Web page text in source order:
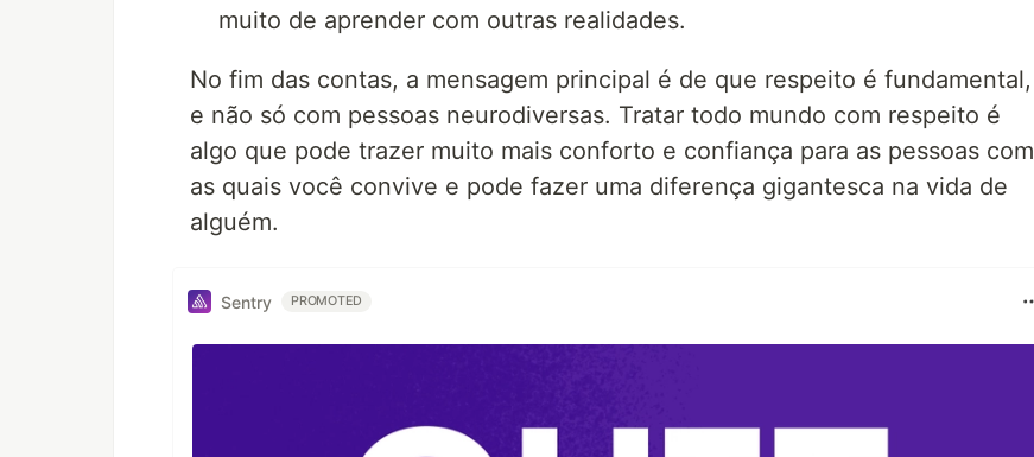
muito de aprender com outras realidades.
No fim das contas, a mensagem principal é de que respeito é fundamental,
e não só com pessoas neurodiversas. Tratar todo mundo com respeito é
algo que pode trazer muito mais conforto e confiança para as pessoas com
as quais você convive e pode fazer uma diferença gigantesca na vida de
alguém.
Sentry PROMOTED